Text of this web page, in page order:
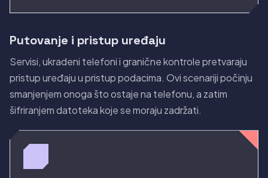
Putovanje i pristup uređaju
Servisi, ukradeni telefoni i granične kontrole pretvaraju
pristup uređaju u pristup podacima. Ovi scenariji počinju
smanjenjem onoga što ostaje na telefonu, a zatim
šifriranjem datoteka koje se moraju zadržati.